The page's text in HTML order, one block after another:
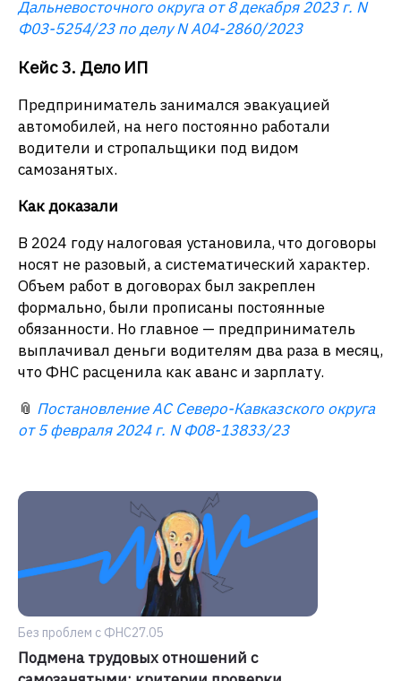
Дальневосточного округа от 8 декабря 2023 г. N
Ф03-5254/23 по делу N А04-2860/2023
Кейс 3. Дело ИП
Предприниматель занимался эвакуацией
автомобилей, на него постоянно работали
водители и стропальщики под видом
самозанятых.
Как доказали
В 2024 году налоговая установила, что договоры
носят не разовый, а систематический характер.
Объем работ в договорах был закреплен
формально, были прописаны постоянные
обязанности. Но главное — предприниматель
выплачивал деньги водителям два раза в месяц,
что ФНС расценила как аванс и зарплату.
📎 Постановление АС Северо-Кавказского округа
от 5 февраля 2024 г. N Ф08-13833/23
Без проблем с ФНС27.05
Подмена трудовых отношений с